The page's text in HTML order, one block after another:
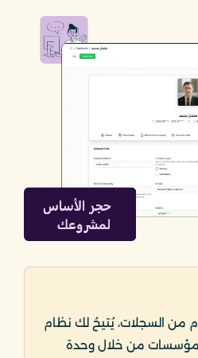
من السجلات، يُتيحُ لك نظام
من خلال وحدة